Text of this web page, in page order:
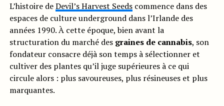
L’histoire deDevil’s Harvest Seedscommence dans des
espaces de culture underground dans l’Irlande des
années 1990. À cette époque, bien avant la
structuration du marché des graines de cannabis, son
fondateur consacre déjà son temps à sélectionner et
cultiver des plantes qu’il juge supérieures à ce qui
circule alors : plus savoureuses, plus résineuses et plus
marquantes.